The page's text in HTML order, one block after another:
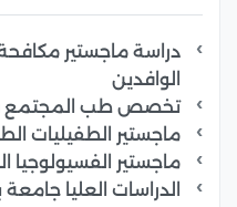
دراسة ماجستير
الوافدين
تخصص طب المجتمع
ماجستير الطفيليات
ماجستير الفسيولوجيا
الدراسات العليا